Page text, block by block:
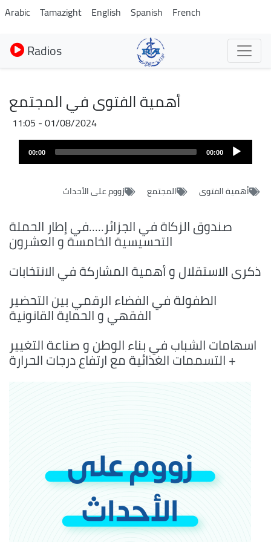
Aller
au
contenu
principal
Arabic Tamazight English Spanish French
Radios
أهمية الفتوى في المجتمع
01/08/2024 - 11:05
00:00
00:00
أهمية الفتوى المجتمع زووم على الأحداث
صندوق الزكاة في الجزائر.....في إطار الحملة
التحسيسية الخامسة و العشرون
ذكرى الاستقلال و أهمية المشاركة في الانتخابات
الطفولة في الفضاء الرقمي بين التحضير
الفقهي و الحماية القانونية
اسهامات الشباب في بناء الوطن و صناعة التغيير
+ التسممات الغذائية مع ارتفاع درجات الحرارة